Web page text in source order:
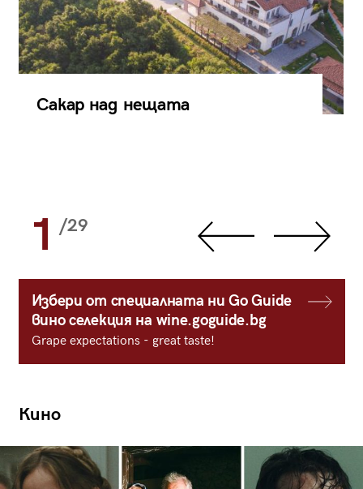
Сакар над нещата
1 /29
Избери от специалната ни Go Guide
вино селекция на wine.goguide.bg
Grape expectations - great taste!
Кино